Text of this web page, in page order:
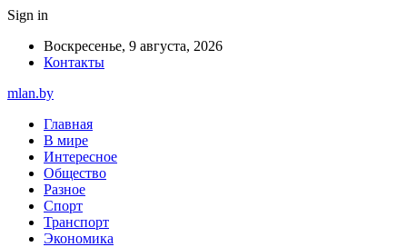
Sign in
Воскресенье, 9 августа, 2026
Контакты
mlan.by
Главная
В мире
Интересное
Общество
Разное
Спорт
Транспорт
Экономика